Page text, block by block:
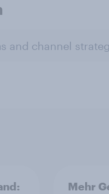
and channel
Mehr